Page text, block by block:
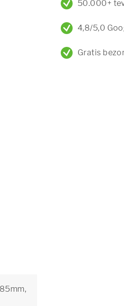
50.000+
4,8/5,0
Gratis